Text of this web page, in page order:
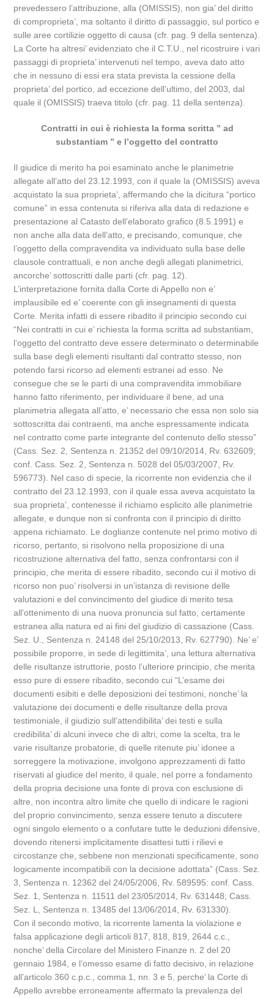
prevedessero l’attribuzione, alla (OMISSIS), non gia’ del diritto
di comproprieta’, ma soltanto il diritto di passaggio, sul portico e
sulle aree cortilizie oggetto di causa (cfr. pag. 9 della sentenza).
La Corte ha altresi’ evidenziato che il C.T.U., nel ricostruire i vari
passaggi di proprieta’ intervenuti nel tempo, aveva dato atto
che in nessuno di essi era stata prevista la cessione della
proprieta’ del portico, ad eccezione dell’ultimo, del 2003, dal
quale il (OMISSIS) traeva titolo (cfr. pag. 11 della sentenza).
Contratti in cui è richiesta la forma scritta ” ad
substantiam ” e l’oggetto del contratto
Il giudice di merito ha poi esaminato anche le planimetrie
allegate all’atto del 23.12.1993, con il quale la (OMISSIS) aveva
acquistato la sua proprieta’, affermando che la dicitura “portico
comune” in essa contenuta si riferiva alla data di redazione e
presentazione al Catasto dell’elaborato grafico (8.5.1991) e
non anche alla data dell’atto, e precisando, comunque, che
l’oggetto della compravendita va individuato sulla base delle
clausole contrattuali, e non anche degli allegati planimetrici,
ancorche’ sottoscritti dalle parti (cfr. pag. 12).
L’interpretazione fornita dalla Corte di Appello non e’
implausibile ed e’ coerente con gli insegnamenti di questa
Corte. Merita infatti di essere ribadito il principio secondo cui
“Nei contratti in cui e’ richiesta la forma scritta ad substantiam,
l’oggetto del contratto deve essere determinato o determinabile
sulla base degli elementi risultanti dal contratto stesso, non
potendo farsi ricorso ad elementi estranei ad esso. Ne
consegue che se le parti di una compravendita immobiliare
hanno fatto riferimento, per individuare il bene, ad una
planimetria allegata all’atto, e’ necessario che essa non solo sia
sottoscritta dai contraenti, ma anche espressamente indicata
nel contratto come parte integrante del contenuto dello stesso”
(Cass. Sez. 2, Sentenza n. 21352 del 09/10/2014, Rv. 632609;
conf. Cass. Sez. 2, Sentenza n. 5028 del 05/03/2007, Rv.
596773). Nel caso di specie, la ricorrente non evidenzia che il
contratto del 23.12.1993, con il quale essa aveva acquistato la
sua proprieta’, contenesse il richiamo esplicito alle planimetrie
allegate, e dunque non si confronta con il principio di diritto
appena richiamato. Le doglianze contenute nel primo motivo di
ricorso, pertanto, si risolvono nella proposizione di una
ricostruzione alternativa del fatto, senza confrontarsi con il
principio, che merita di essere ribadito, secondo cui il motivo di
ricorso non puo’ risolversi in un’istanza di revisione delle
valutazioni e del convincimento del giudice di merito tesa
all’ottenimento di una nuova pronuncia sul fatto, certamente
estranea alla natura ed ai fini del giudizio di cassazione (Cass.
Sez. U., Sentenza n. 24148 del 25/10/2013, Rv. 627790). Ne’ e’
possibile proporre, in sede di legittimita’, una lettura alternativa
delle risultanze istruttorie, posto l’ulteriore principio, che merita
esso pure di essere ribadito, secondo cui “L’esame dei
documenti esibiti e delle deposizioni dei testimoni, nonche’ la
valutazione dei documenti e delle risultanze della prova
testimoniale, il giudizio sull’attendibilita’ dei testi e sulla
credibilita’ di alcuni invece che di altri, come la scelta, tra le
varie risultanze probatorie, di quelle ritenute piu’ idonee a
sorreggere la motivazione, involgono apprezzamenti di fatto
riservati al giudice del merito, il quale, nel porre a fondamento
della propria decisione una fonte di prova con esclusione di
altre, non incontra altro limite che quello di indicare le ragioni
del proprio convincimento, senza essere tenuto a discutere
ogni singolo elemento o a confutare tutte le deduzioni difensive,
dovendo ritenersi implicitamente disattesi tutti i rilievi e
circostanze che, sebbene non menzionati specificamente, sono
logicamente incompatibili con la decisione adottata” (Cass. Sez.
3, Sentenza n. 12362 del 24/05/2006, Rv. 589595: conf. Cass.
Sez. 1, Sentenza n. 11511 del 23/05/2014, Rv. 631448; Cass.
Sez. L, Sentenza n. 13485 del 13/06/2014, Rv. 631330).
Con il secondo motivo, la ricorrente lamenta la violazione e
falsa applicazione degli articoli 817, 818, 819, 2644 c.c.,
nonche’ della Circolare del Ministero Finanze n. 2 del 20
gennaio 1984, e l’omesso esame di fatto decisivo, in relazione
all’articolo 360 c.p.c., comma 1, nn. 3 e 5, perche’ la Corte di
Appello avrebbe erroneamente affermato la prevalenza del